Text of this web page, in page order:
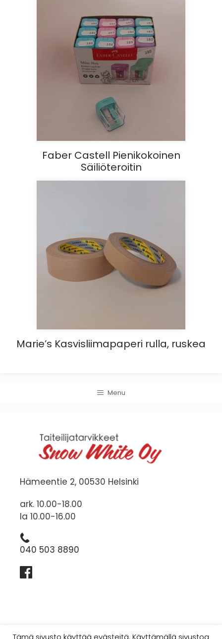
Faber Castell Pienikokoinen
Säiliöteroitin
Marie’s Kasvisliimapaperi rulla, ruskea
Menu
Hämeentie 2, 00530 Helsinki
ark. 10.00-18.00
la 10.00-16.00
040 503 8890
Tämä sivusto käyttää evästeitä. Käyttämällä sivustoa